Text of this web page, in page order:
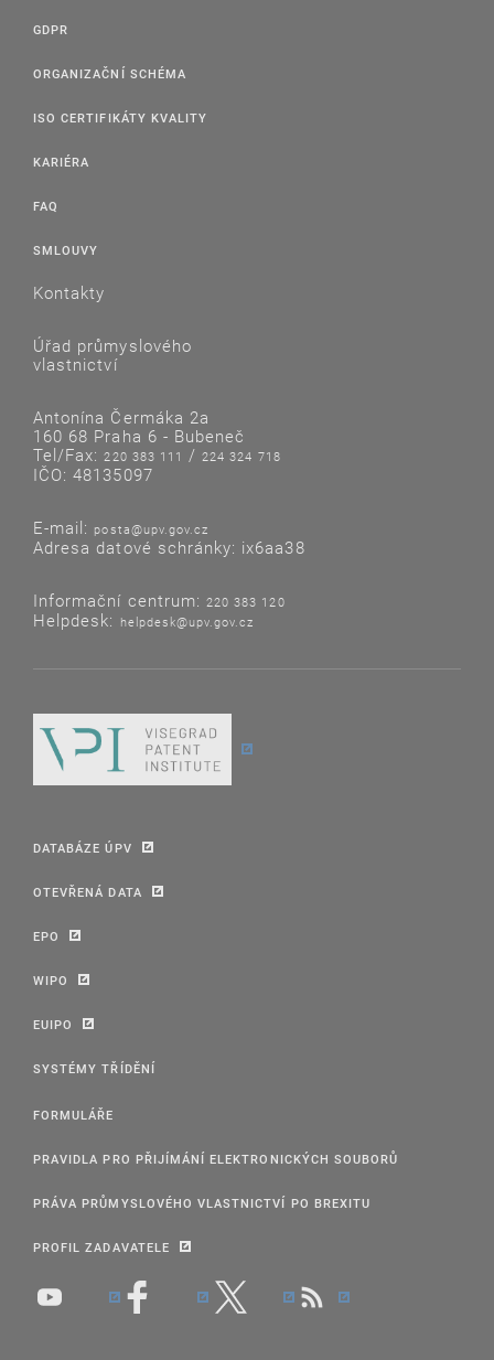
GDPR
ORGANIZAČNÍ SCHÉMA
ISO CERTIFIKÁTY KVALITY
KARIÉRA
FAQ
SMLOUVY
Kontakty
Úřad průmyslového
vlastnictví
Antonína Čermáka 2a
160 68 Praha 6 - Bubeneč
Tel/Fax:220 383 111 /224 324 718
IČO: 48135097
E-mail: posta@upv.gov.cz
Adresa datové schránky: ix6aa38
Informační centrum: 220 383 120
Helpdesk: helpdesk@upv.gov.cz
DATABÁZE ÚPV
OTEVŘENÁ DATA
EPO
WIPO
EUIPO
SYSTÉMY TŘÍDĚNÍ
FORMULÁŘE
PRAVIDLA PRO PŘIJÍMÁNÍ ELEKTRONICKÝCH SOUBORŮ
PRÁVA PRŮMYSLOVÉHO VLASTNICTVÍ PO BREXITU
PROFIL ZADAVATELE